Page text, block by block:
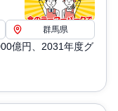
群馬県
億円、2031年度グ